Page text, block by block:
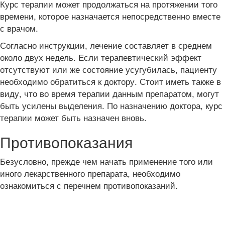
Курс терапии может продолжаться на протяжении того
времени, которое назначается непосредственно вместе
с врачом.
Согласно инструкции, лечение составляет в среднем
около двух недель. Если терапевтический эффект
отсутствуют или же состояние усугубилась, пациенту
необходимо обратиться к доктору. Стоит иметь также в
виду, что во время терапии данным препаратом, могут
быть усилены выделения. По назначению доктора, курс
терапии может быть назначен вновь.
Противопоказания
Безусловно, прежде чем начать применение того или
иного лекарственного препарата, необходимо
ознакомиться с перечнем противопоказаний.